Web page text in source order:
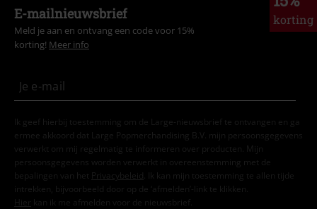
korting
E-mailnieuwsbrief
Meld je aan en ontvang een code voor 15%
korting! Meer info
Ik geef hierbij toestemming om de Large-nieuwsbrief te ontvangen en ga
ermee akkoord dat Large Popmerchandising B.V. mijn persoonsgegevens
verwerkt om mij regelmatig te informeren over producten. Mijn
persoonsgegevens worden verwerkt in overeenstemming met de
bepalingen van het
Privacybeleid . Ik kan mijn toestemming te allen tijde
intrekken, bijvoorbeeld door op de ‘afmelden’-link te klikken.
Hier kan ik me afmelden voor de nieuwsbrief.